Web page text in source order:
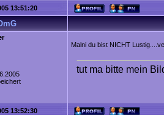
13:51:20
Malni du bist NICHT
tut ma bitte mein
13:52:30